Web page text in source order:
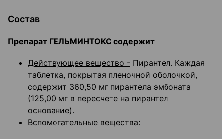
Состав
Препарат ГЕЛЬМИНТОКС содержит
Действующее вещество - Пирантел. Каждая
таблетка, покрытая пленочной оболочкой,
содержит 360,50 мг пирантела эмбоната
(125,00 мг в пересчете на пирантел
основание).
Вспомогательные вещества: